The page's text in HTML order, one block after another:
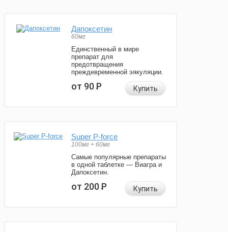
Дапоксетин
60мг
Единственный в мире
препарат для
предотвращения
преждевременной эякуляции.
от 90Р Купить
Super P-force
100мг + 60мг
Самые популярные препараты
в одной таблетке — Виагра и
Дапоксетин.
от 200Р Купить